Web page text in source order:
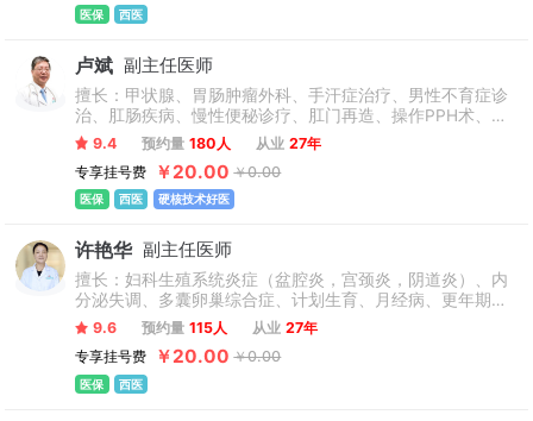
医保 西医
卢斌 副主任医师
擅长：甲状腺、胃肠肿瘤外科、手汗症治疗、男性不育症诊
治、肛肠疾病、慢性便秘诊疗、肛门再造、操作PPH术、保
胆取石（或息肉）术、精索静脉高位结扎术、男性包皮环
切、直肠手术、肛肠手术、腹腔镜微创外科、胃肠肿瘤外科
手术、泌尿结石、普外科（胃、胆囊、小肠、结肠、直肠、
胰腺、肛门处手术）、泌尿外科、肾脏手术、颈部疾病包括
9.4 预约量 180人 从业 27年
专享挂号费
￥20.00 ￥0.00
医保 西医 硬核技术好医
许艳华 副主任医师
擅长：妇科生殖系统炎症（盆腔炎，宫颈炎，阴道炎）、内
分泌失调、多囊卵巢综合症、计划生育、月经病、更年期综
合症、子宫内膜异位症、功能性子宫出血、妇科肿瘤等妇产
科常见病、多发病疾病，以及子宫脱垂，张力性尿失禁，阴
道松驰等盆腔脏器脱垂和障碍疾病用中西医技能治疗。娴熟
操作各类妇科微创手术。
9.6 预约量 115人 从业 27年
专享挂号费
￥20.00 ￥0.00
医保 西医